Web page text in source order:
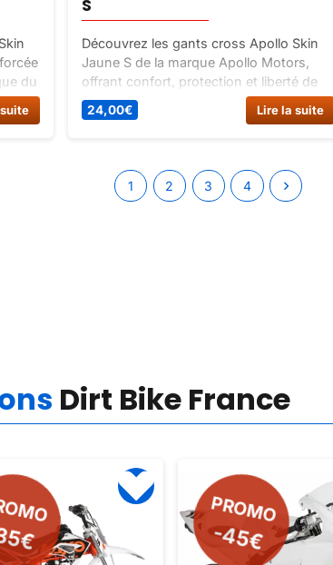
du
6
S
Découvrez les gants cross Apollo Skin
Jaune S de la marque Apollo Motors,
offrant confort, protection et liberté de
mouvement. Disponibles en plusieurs
tailles et couleurs. Commandez dès
24,00€ Lire la suite
1 2 3 4
Dirt Bike France
PROMO
-45€